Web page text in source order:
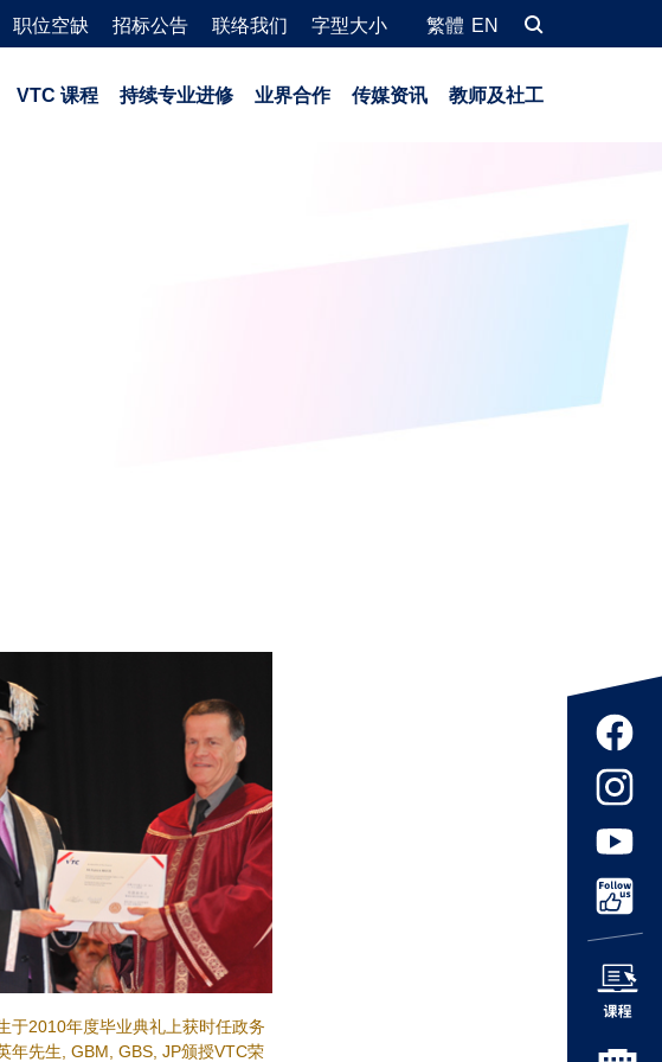
职位空缺 招标公告 联络我们 字型大小 繁體 EN
VTC 课程 持续专业进修 业界合作 传媒资讯 教师及社工
于2010年度毕业典礼上获时任政务
年先生, GBM, GBS, JP颁授VTC荣